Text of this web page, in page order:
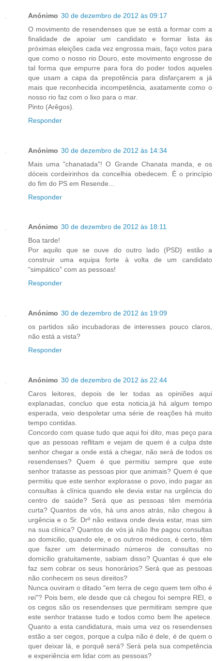
Anónimo 30 de dezembro de 2012 às 09:17
O movimento de resendenses que se está a formar com a
finalidade de apoiar um candidato e formar lista ás
próximas eleições cada vez engrossa mais, faço votos para
que como o nosso rio Douro, este movimento engrosse de
tal forma que empurre para fora do poder todos aqueles
que usam a capa da prepotência para disfarçarem a já
mais que reconhecida incompetência, axatamente como o
nosso rio faz com o lixo para o mar.
Pinto (Arêgos).
Responder
Anónimo 30 de dezembro de 2012 às 14:34
Mais uma "chanatada"! O Grande Chanata manda, e os
dóceis cordeirinhos da concelhia obedecem. É o princípio
do fim do PS em Resende...
Responder
Anónimo 30 de dezembro de 2012 às 18:11
Boa tarde!
Por aquilo que se ouve do outro lado (PSD) estão a
construir uma equipa forte à volta de um candidato
"simpático" com as pessoas!
Responder
Anónimo 30 de dezembro de 2012 às 19:09
os partidos são incubadoras de interesses pouco claros,
não está a vista?
Responder
Anónimo 30 de dezembro de 2012 às 22:44
Caros leitores, depois de ler todas as opiniões aqui
explanadas, concluo que esta noticia,já há algum tempo
esperada, veio despoletar uma série de reações há muito
tempo contidas.
Concordo com quase tudo que aqui foi dito, mas peço para
que as pessoas reflitam e vejam de quem é a culpa dste
senhor chegar a onde está a chegar, não será de todos os
resendenses? Quem é que permitiu sempre que este
senhor tratasse as pessoas pior que animais? Quem é que
permitiu que este senhor explorasse o povo, indo pagar as
consultas à clínica quando ele devia estar na urgência do
centro de saúde? Será que as pessoas têm memória
curta? Quantos de vós, há uns anos atrás, não chegou à
urgência e o Sr. Drº não estava onde devia estar, mas sim
na sua clínica? Quantos de vós já não lhe pagou consultas
ao domicilio, quando ele, e os outros médicos, é certo, têm
que fazer um determinado números de consultas no
domicilio gratuitamente, sabiam disso? Quantas é que ele
faz sem cobrar os seus honorários? Será que as pessoas
não conhecem os seus direitos?
Nunca ouviram o ditado "em terra de cego quem tem olho é
rei"? Pois bem, ele desde que cá chegou foi sempre REI, e
os cegos são os resendenses que permitiram sempre que
este senhor tratasse tudo e todos como bem lhe apetece.
Quanto a esta candidatura, mais uma vez os resendenses
estão a ser cegos, porque a culpa não é dele, é de quem o
quer deixar lá, e porquê será? Será pela sua competência
e experiência em lidar com as pessoas?